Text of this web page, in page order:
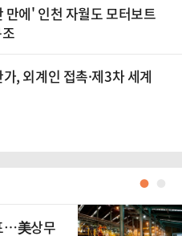
에' 인천 자월도 모터보트
, 외계인 접촉·제3차 세계
●
…美상무